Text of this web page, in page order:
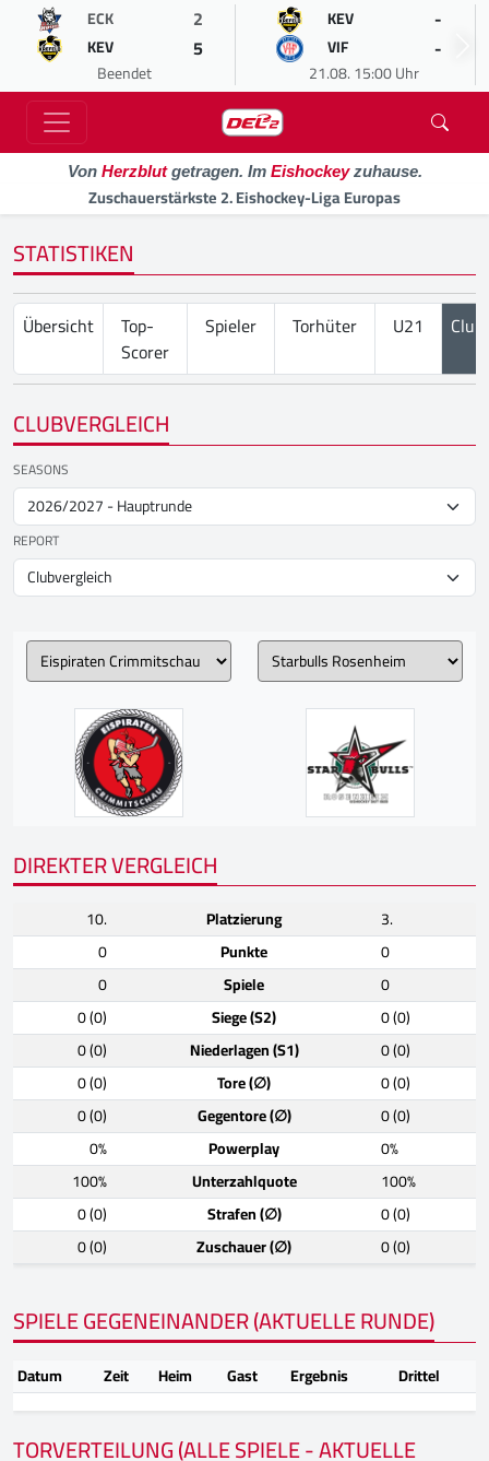
ECK 2
KEV 5
Beendet
KEV -
VIF -
21.08. 15:00 Uhr
Von Herzblutgetragen. Im Eishockeyzuhause.
Zuschauerstärkste 2. Eishockey-Liga Europas
STATISTIKEN
Übersicht
Top-
Scorer
Spieler Torhüter U21
CLUBVERGLEICH
SEASONS
REPORT
DIREKTER VERGLEICH
10. Platzierung
3.
0
Punkte
0
0
Spiele
0
0 (0)
Siege (S2)
0 (0)
0 (0)
Niederlagen (S1)
0 (0)
0 (0)
Tore (∅)
0 (0)
0 (0)
Gegentore (∅)
0 (0)
0%
Powerplay
0%
100%
Unterzahlquote
100%
0 (0)
Strafen (∅)
0 (0)
0 (0)
Zuschauer (∅) 0 (0)
SPIELE GEGENEINANDER (AKTUELLE RUNDE)
Datum Zeit Heim Gast Ergebnis Drittel
TORVERTEILUNG (ALLE SPIELE - AKTUELLE